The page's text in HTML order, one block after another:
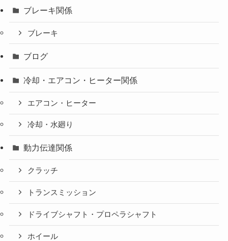
ブレーキ関係
ブレーキ
ブログ
冷却・エアコン・ヒーター関係
エアコン・ヒーター
冷却・水廻り
動力伝達関係
クラッチ
トランスミッション
ドライブシャフト・プロペラシャフト
ホイール